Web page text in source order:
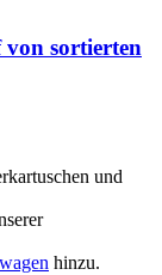
von sortierten
und
hinzu.